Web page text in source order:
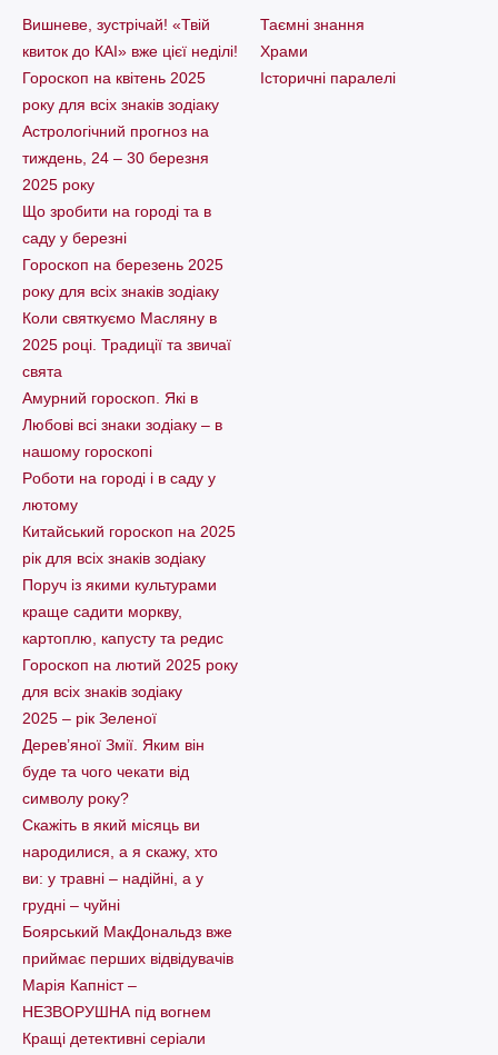
Вишневе, зустрічай! «Твій
квиток до КАІ» вже цієї неділі!
Гороскоп на квітень 2025
року для всіх знаків зодіаку
Астрологічний прогноз на
тиждень, 24 – 30 березня
2025 року
Що зробити на городі та в
саду у березні
Гороскоп на березень 2025
року для всіх знаків зодіаку
Коли святкуємо Масляну в
2025 році. Традиції та звичаї
свята
Амурний гороскоп. Які в
Любові всі знаки зодіаку – в
нашому гороскопі
Pоботи на городі і в саду у
лютому
Китайський гороскоп на 2025
рік для всіх знаків зодіаку
Поруч із якими культурами
краще садити моркву,
картоплю, капусту та редис
Гороскоп на лютий 2025 року
для всіх знаків зодіаку
2025 – рік Зеленої
Дерев’яної Змії. Яким він
буде та чого чекати від
символу року?
Скажіть в який місяць ви
народилися, а я скажу, хто
ви: у травні – надійні, а у
грудні – чуйні
Боярський МакДональдз вже
приймає перших відвідувачів
Марія Капніст –
НЕЗВОРУШНА під вогнем
Кращі детективні серіали
Таємні знання
Храми
Історичні паралелі